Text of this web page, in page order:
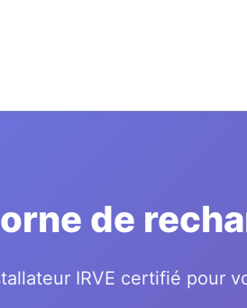
de
IRVE certifié pour